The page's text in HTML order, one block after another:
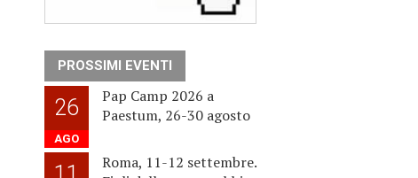
PROSSIMI EVENTI
26
AGO
Pap Camp 2026 a
Paestum, 26-30 agosto
Roma, 11-12 settembre.